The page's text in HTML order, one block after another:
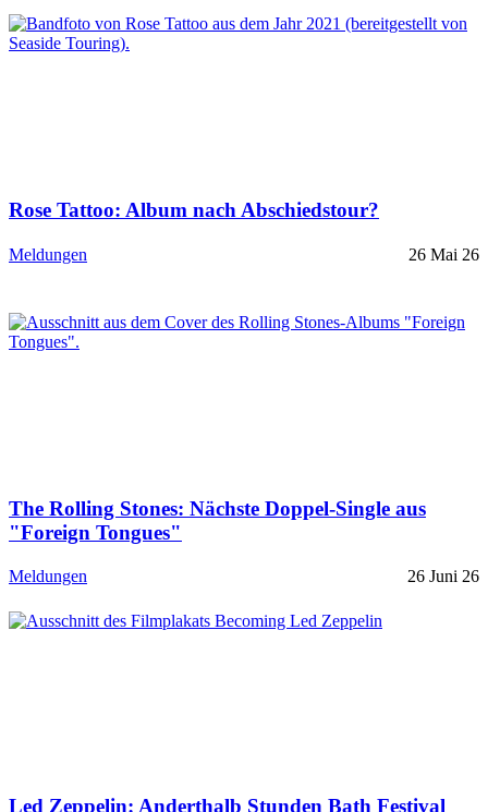
Rose Tattoo: Album nach Abschiedstour?
Meldungen 26 Mai 26
The Rolling Stones: Nächste Doppel-Single aus
"Foreign Tongues"
Meldungen 26 Juni 26
Led Zeppelin: Anderthalb Stunden Bath Festival